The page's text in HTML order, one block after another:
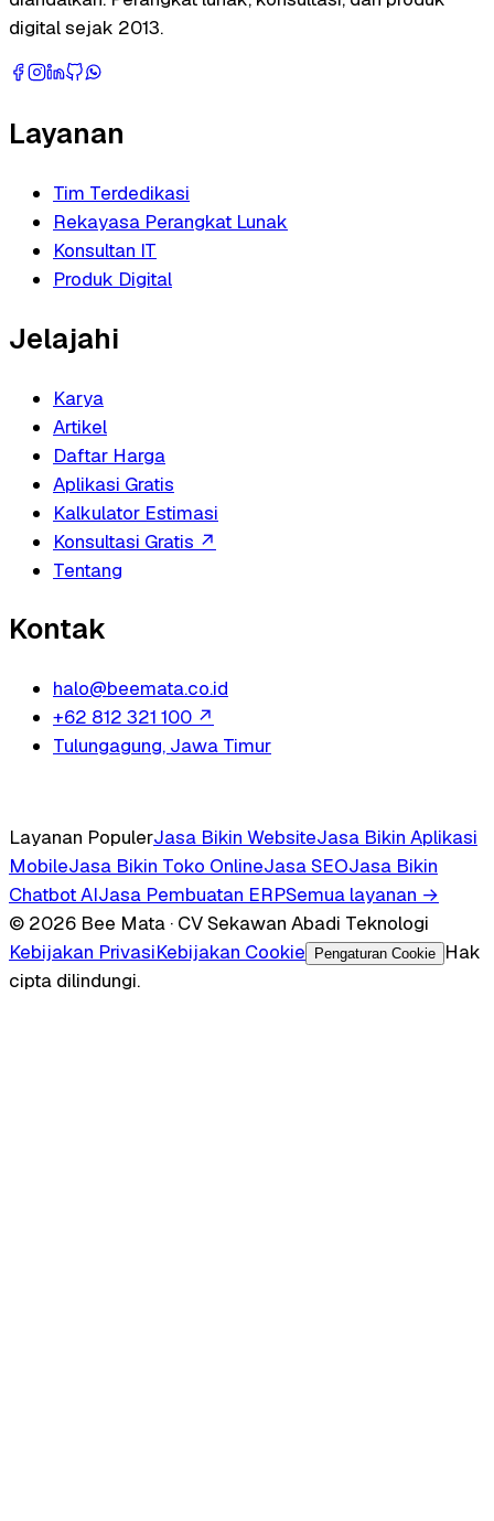
digital sejak 2013.
Layanan
Tim Terdedikasi
Rekayasa Perangkat Lunak
Konsultan IT
Produk Digital
Jelajahi
Karya
Artikel
Daftar Harga
Aplikasi Gratis
Kalkulator Estimasi
Konsultasi Gratis ↗
Tentang
Kontak
halo@beemata.co.id
+62 812 321 100 ↗
Tulungagung, Jawa Timur
Layanan PopulerJasa Bikin WebsiteJasa Bikin Aplikasi
MobileJasa Bikin Toko OnlineJasa SEOJasa Bikin
Chatbot AIJasa Pembuatan ERPSemua layanan →
© 2026 Bee Mata · CV Sekawan Abadi Teknologi
Kebijakan PrivasiKebijakan Cookie Pengaturan Cookie
Hak
cipta dilindungi.